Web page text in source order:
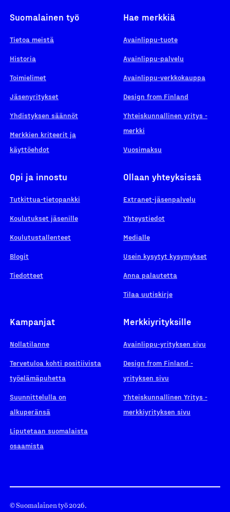
Suomalainen työ
Tietoa meistä
Historia
Toimielimet
Jäsenyritykset
Yhdistyksen säännöt
Merkkien kriteerit ja
käyttöehdot
Hae merkkiä
Avainlippu-tuote
Avainlippu-palvelu
Avainlippu-verkkokauppa
Design from Finland
Yhteiskunnallinen yritys -
merkki
Vuosimaksu
Opi ja innostu
Tutkittua-tietopankki
Koulutukset jäsenille
Koulutustallenteet
Blogit
Tiedotteet
Ollaan yhteyksissä
Extranet-jäsenpalvelu
Yhteystiedot
Medialle
Usein kysytyt kysymykset
Anna palautetta
Tilaa uutiskirje
Kampanjat
Nollatilanne
Tervetuloa kohti positiivista
työelämäpuhetta
Suunnittelulla on
alkuperänsä
Liputetaan suomalaista
osaamista
Merkkiyrityksille
Avainlippu-yrityksen sivu
Design from Finland -
yrityksen sivu
Yhteiskunnallinen Yritys -
merkkiyrityksen sivu
© Suomalainen työ 2026.